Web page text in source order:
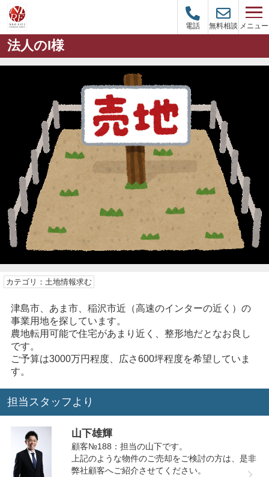
電話 無料相談 メニュー
法人のI様
カテゴリ：土地情報求む
津島市、あま市、稲沢市近（高速のインターの近く）の
事業用地を探しています。
農地転用可能で住宅があまり近く、整形地だとなお良し
です。
ご予算は3000万円程度、広さ600坪程度を希望していま
す。
担当スタッフより
山下雄輝
顧客№188：担当の山下です。
上記のような物件のご売却をご検討の方は、是非
弊社顧客へご紹介させてください。